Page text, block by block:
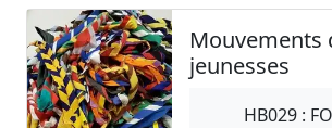
Mouvements
jeunesses
HB029 :